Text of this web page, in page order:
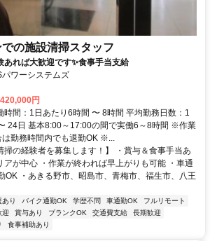
の施設清掃スタッフ
あれば大歓迎です✨食事手当支給
ワーシステムズ
円
時間：1日あたり6時間 〜 8時間 平均勤務日数：1
24日 基本8:00～17:00の間で実働6～8時間 ※作業
は勤務時間内でも退勤OK ※...
掃の経験者を募集します！】 ・賞与＆食事手当あ
アが中心 ・作業が終われば早上がりも可能 ・車通
OK ・あきる野市、昭島市、青梅市、福生市、八王
あり バイク通勤OK 学歴不問 車通勤OK
フルリモート
迎 賞与あり ブランクOK 交通費支給
長期歓迎
食事補助あり